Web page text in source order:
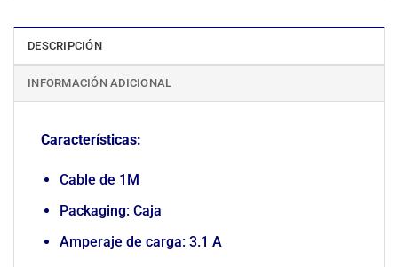
DESCRIPCIÓN
INFORMACIÓN ADICIONAL
Características:
Cable de 1M
Packaging: Caja
Amperaje de carga: 3.1 A